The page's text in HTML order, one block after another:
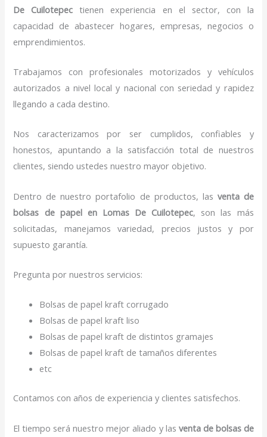
De Cuilotepectienen experiencia en el sector, con la
capacidad de abastecer hogares, empresas, negocios o
emprendimientos.
Trabajamos con profesionales motorizados y vehículos
autorizados a nivel local y nacional con seriedad y rapidez
llegando a cada destino.
Nos caracterizamos por ser cumplidos, confiables y
honestos, apuntando a la satisfacción total de nuestros
clientes, siendo ustedes nuestro mayor objetivo.
Dentro de nuestro portafolio de productos, las venta de
bolsas de papelen Lomas De Cuilotepec, son las más
solicitadas, manejamos variedad, precios justos y por
supuesto garantía.
Pregunta por nuestros servicios:
Bolsas de papel kraft corrugado
Bolsas de papel kraft liso
Bolsas de papel kraft de distintos gramajes
Bolsas de papel kraft de tamaños diferentes
etc
Contamos con años de experiencia y clientes satisfechos.
El tiempo será nuestro mejor aliado y las venta de bolsas de